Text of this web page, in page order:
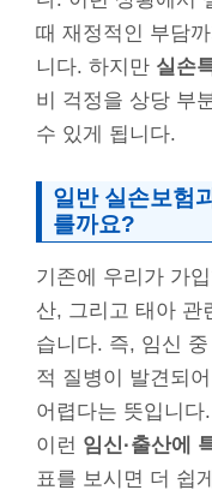
때 재정적인 부담
니다. 하지만 실손
비 걱정을 상당 부
수 있게 됩니다.
일반 실손보험
를까요?
기존에 우리가 가
산, 그리고 태아 관
습니다. 즉, 임신
적 질병이 발견되
어렵다는 뜻입니
이런 임신·출산에
표를 보시면 더 쉽